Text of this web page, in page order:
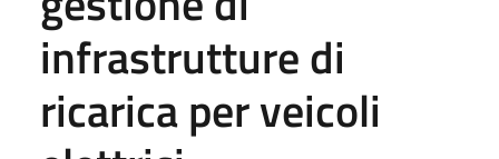
infrastrutture di
ricarica per veicoli